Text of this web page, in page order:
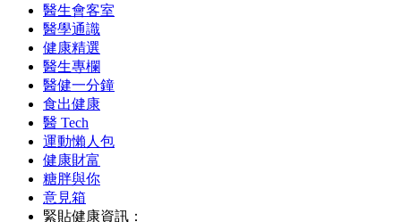
醫生會客室
醫學通識
健康精選
醫生專欄
醫健一分鐘
食出健康
醫 Tech
運動懶人包
健康財富
糖胖與你
意見箱
緊貼健康資訊：